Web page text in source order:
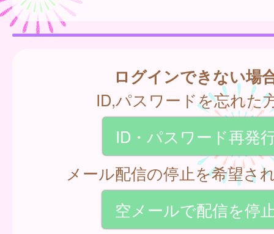
ログインできない場
ID,パスワードを忘れた
ID・パスワード再発
メール配信の停止を希望さ
空メールで配信を停